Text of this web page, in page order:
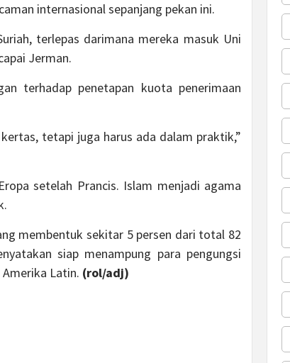
internasional sepanjang pekan ini.
terlepas darimana mereka masuk Uni
Jerman.
terhadap penetapan kuota penerimaan
tetapi juga harus ada dalam praktik,”
setelah Prancis. Islam menjadi agama
membentuk sekitar 5 persen dari total 82
siap menampung para pengungsi
Latin. (rol/adj)